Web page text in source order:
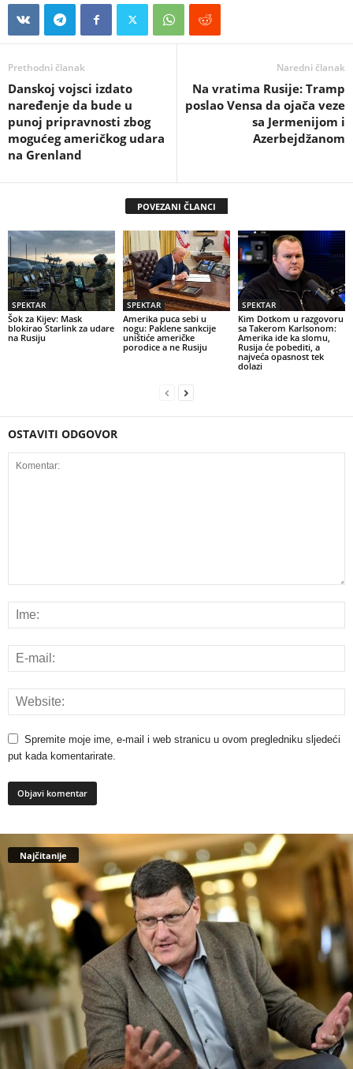
Prethodni članak
Danskoj vojsci izdato
naređenje da bude u
punoj pripravnosti zbog
mogućeg američkog udara
na Grenland
Naredni članak
Na vratima Rusije: Tramp
poslao Vensa da ojača veze
sa Jermenijom i
Azerbejdžanom
POVEZANI ČLANCI
SPEKTAR
Šok za Kijev: Mask
blokirao Starlink za udare
na Rusiju
SPEKTAR
Amerika puca sebi u
nogu: Paklene sankcije
uništiće američke
porodice a ne Rusiju
SPEKTAR
Kim Dotkom u razgovoru
sa Takerom Karlsonom:
Amerika ide ka slomu,
Rusija će pobediti, a
najveća opasnost tek
dolazi
OSTAVITI ODGOVOR
Spremite moje ime, e-mail i web stranicu u ovom pregledniku sljedeći
put kada komentarirate.
Najčitanije